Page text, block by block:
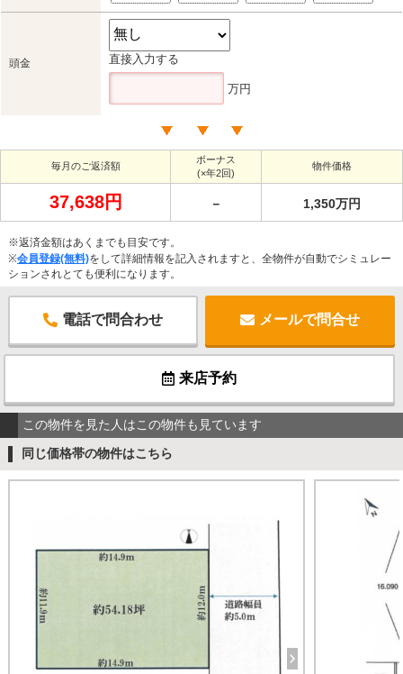
頭金 直接入力する
万円
毎月のご返済額
ボーナス
(×年2回)
物件価格
37,638円 － 1,350万円
※返済金額はあくまでも目安です。
※会員登録(無料)をして詳細情報を記入されますと、全物件が自動でシミュレー
ションされとても便利になります。
電話で問合わせ メールで問合せ
来店予約
この物件を見た人はこの物件も見ています
同じ価格帯の物件はこちら